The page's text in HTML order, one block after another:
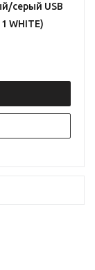
серый USB
WHITE)